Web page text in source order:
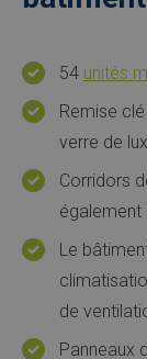
54 unités
Remise
verre de
Corridors
également
Le
de
Panneaux